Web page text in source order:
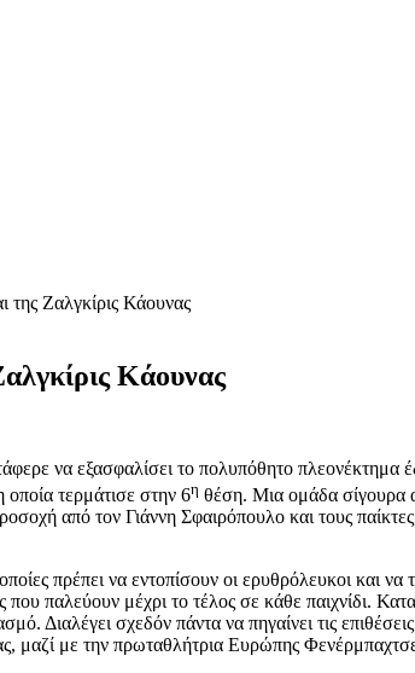
της Ζαλγκίρις Κάουνας
Κάουνας
να εξασφαλίσει το πολυπόθητο πλεονέκτημα
οποία τερμάτισε στην 6η θέση. Μια ομάδα σίγουρα
από τον Γιάννη Σφαιρόπουλο και τους
πρέπει να εντοπίσουν οι ερυθρόλευκοι και
παλεύουν μέχρι το τέλος σε κάθε παιχνίδι.
Διαλέγει σχεδόν πάντα να πηγαίνει τις
μαζί με την πρωταθλήτρια Ευρώπης